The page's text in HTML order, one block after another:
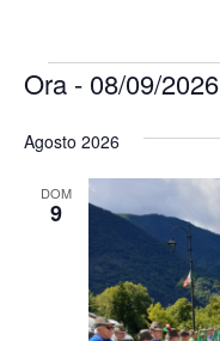
Ora - 08/09/2026
la
Agosto 2026
DOM
9